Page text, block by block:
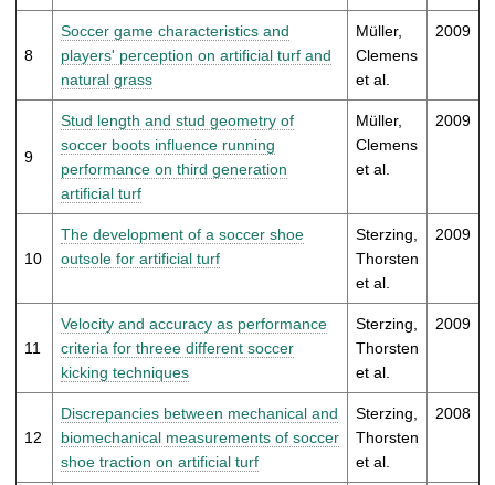
8
Soccer game characteristics and
players' perception on artificial turf and
natural grass
Müller,
Clemens
et al.
2009
9
Stud length and stud geometry of
soccer boots influence running
performance on third generation
artificial turf
Müller,
Clemens
et al.
2009
10
The development of a soccer shoe
outsole for artificial turf
Sterzing,
Thorsten
et al.
2009
11
Velocity and accuracy as performance
criteria for threee different soccer
kicking techniques
Sterzing,
Thorsten
et al.
2009
12
Discrepancies between mechanical and
biomechanical measurements of soccer
shoe traction on artificial turf
Sterzing,
Thorsten
et al.
2008